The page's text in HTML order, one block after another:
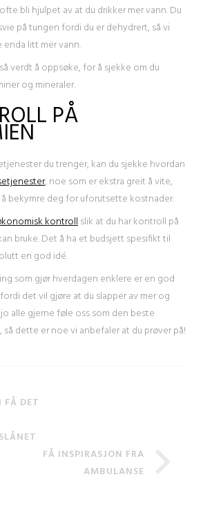
bli hjulpet av at du drikker mer vann. Du
på tungen fordi du er dehydrert, så vi
enda litt mer vann.
verdt å oppsøke, for å sjekke om du
og mineraler.
PÅ
du trenger, kan du sjekke hvordan
, noe som er ekstra greit å vite,
bekymre deg for uforutsette kostnader.
kontrollslik at du har kontroll på
bruke. Det å ha et budsjett spesifikt til
en god idé.
som gjør hverdagen enklere er en god
det vil gjøre at du slapper av mer og
alle gjerne føle oss som den beste
så dette er noe vi anbefaler at du prøver på!
FÅ DET
FÅ INSPIRASJON FRA
AMBULANSE